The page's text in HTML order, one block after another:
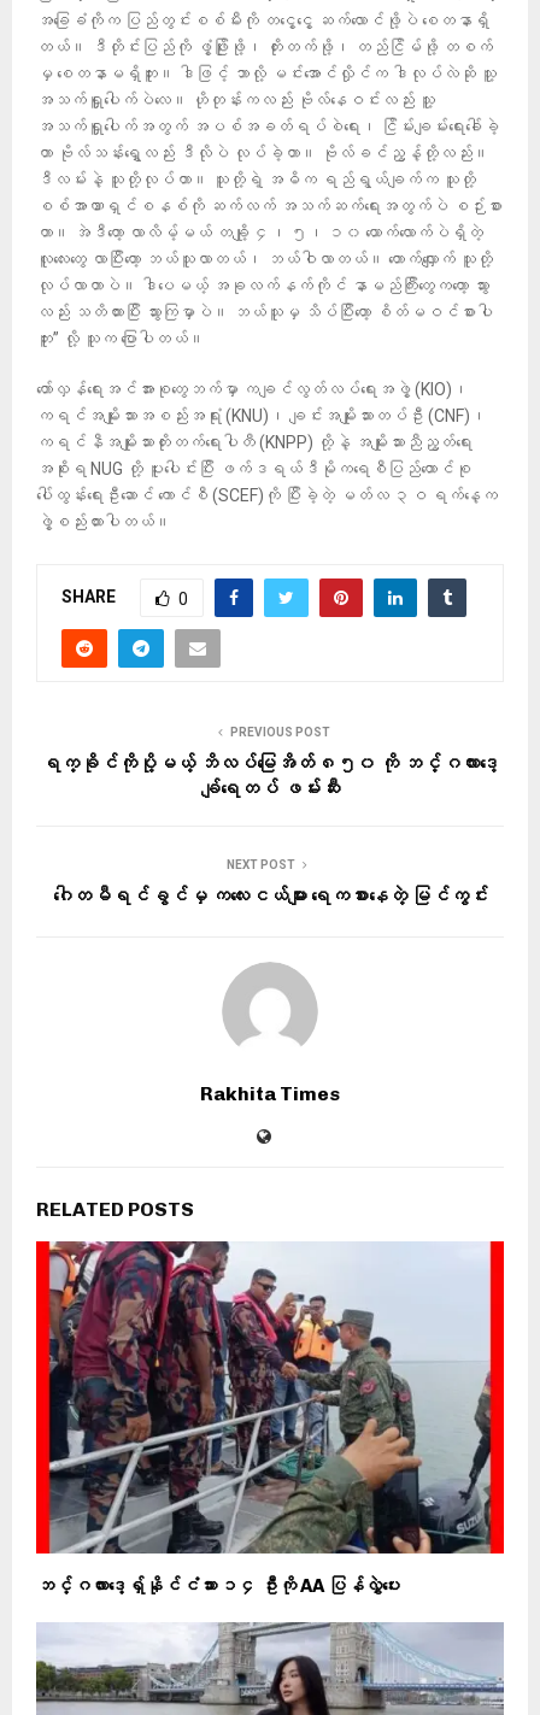
အခြေခံကိုက ပြည်တွင်းစစ်မီးကို တငွေ့ငွေ့ ဆက်လောင်ဖို့ပဲ စေတနာရှိ
တယ်။ ဒီတိုင်းပြည်ကို ဖွံ့ဖြိုးဖို့၊ တိုးတက်ဖို့၊ တည်ငြိမ်ဖို့ တစက်
မှ စေတနာမရှိဘူး။ ဒါဖြင့် ဘာလို့ မင်းအောင်လှိုင်က ဒါလုပ်လဲဆို သူ့
အသက်ရှူပေါက်ပဲလေ။ ဟိုတုန်းကလည်း ဗိုလ်နေဝင်းလည်း သူ့
အသက်ရှူပေါက်အတွက် အပစ်အခတ်ရပ်စဲရေး၊ ငြိမ်းချမ်းရေးခေါ်ခဲ့
တာ ဗိုလ်သန်းရွှေလည်း ဒီလိုပဲ လုပ်ခဲ့တာ။ ဗိုလ်ခင်ညွန့်တို့လည်း။
ဒီလမ်းနဲ့ သူတို့လုပ်တာ။ သူတို့ရဲ့ အဓိက ရည်ရွယ်ချက်က သူတို့
စစ်အာဏာရှင်စနစ်ကို ဆက်လက် အသက်ဆက်ရေးအတွက်ပဲ စဉ်းစား
တာ။ အဲဒီတော့ လာလိမ့်မယ် တချို့ ၄၊ ၅၊ ၁၀ ယောက်‌လောက်ပဲရှိတဲ့
လူလေးတွေ လာပြီးတော့ ဘယ်သူလာတယ်၊ ဘယ်ဝါလာတယ်။ တောက်လျှောက် သူတို့
လုပ်လာတာပဲ။ ဒါပေမယ့် အခုလက်နက်ကိုင် နာမည်ကြီးတွေကတော့ သွား
လည်း သတိထားပြီး သွားကြမှာပဲ။ ဘယ်သူမှ သိပ်ပြီးတော့ စိတ်မဝင်စားပါ
ဘူး” လို့ သူက ပြောပါတယ်။
တော်လှန်ရေးအင်အားစုတွေဘက်မှာ ကချင်လွတ်လပ်ရေးအဖွဲ့ (KIO)၊
ကရင်အမျိုးသားအစည်းအရုံး (KNU)၊ ချင်းအမျိုးသားတပ်ဦး (CNF)၊
ကရင်နီအမျိုးသားတိုးတက်ရေးပါတီ (KNPP) တို့နဲ့ အမျိုးသားညီညွတ်ရေး
အစိုးရ NUG တို့ ပူးပေါင်းပြီး ဖက်ဒရယ်ဒီမိုကရေစီပြည်ထောင်စု
ပေါ်ထွန်းရေးဦးဆောင် ကောင်စီ (SCEF)ကို ပြီးခဲ့တဲ့ မတ်လ ၃ဝ ရက်နေ့က
ဖွဲ့စည်းထားပါတယ်။
SHARE 0
PREVIOUS POST
ရက္ခိုင်ကိုပို့မယ့် ဘိလပ်မြေအိတ် ၈၅၀ ကို ဘင်္ဂလားဒေ့
ချ်ရေတပ် ဖမ်းဆီး
NEXT POST
ဂေါတမီရင်ခွင်မှ ကလေးငယ်များ ရေကစားနေတဲ့ မြင်ကွင်း
Rakhita Times
RELATED POSTS
ဘင်္ဂလားဒေ့ရှ်နိုင်ငံသား ၁၄ ဦးကို AA ပြန်လွှဲပေး